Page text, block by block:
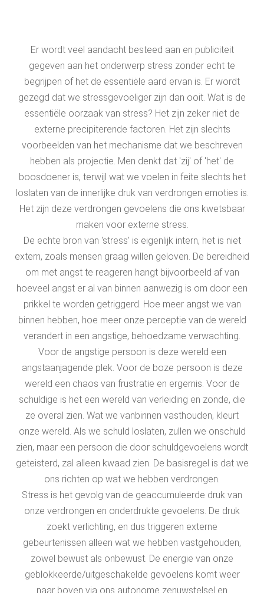
Er wordt veel aandacht besteed aan en publiciteit
gegeven aan het onderwerp stress zonder echt te
begrijpen of het de essentiële aard ervan is. Er wordt
gezegd dat we stressgevoeliger zijn dan ooit. Wat is de
essentiële oorzaak van stress? Het zijn zeker niet de
externe precipiterende factoren. Het zijn slechts
voorbeelden van het mechanisme dat we beschreven
hebben als projectie. Men denkt dat 'zij' of 'het' de
boosdoener is, terwijl wat we voelen in feite slechts het
loslaten van de innerlijke druk van verdrongen emoties is.
Het zijn deze verdrongen gevoelens die ons kwetsbaar
maken voor externe stress.
De echte bron van 'stress' is eigenlijk intern, het is niet
extern, zoals mensen graag willen geloven. De bereidheid
om met angst te reageren hangt bijvoorbeeld af van
hoeveel angst er al van binnen aanwezig is om door een
prikkel te worden getriggerd. Hoe meer angst we van
binnen hebben, hoe meer onze perceptie van de wereld
verandert in een angstige, behoedzame verwachting.
Voor de angstige persoon is deze wereld een
angstaanjagende plek. Voor de boze persoon is deze
wereld een chaos van frustratie en ergernis. Voor de
schuldige is het een wereld van verleiding en zonde, die
ze overal zien. Wat we vanbinnen vasthouden, kleurt
onze wereld. Als we schuld loslaten, zullen we onschuld
zien, maar een persoon die door schuldgevoelens wordt
geteisterd, zal alleen kwaad zien. De basisregel is dat we
ons richten op wat we hebben verdrongen.
Stress is het gevolg van de geaccumuleerde druk van
onze verdrongen en onderdrukte gevoelens. De druk
zoekt verlichting, en dus triggeren externe
gebeurtenissen alleen wat we hebben vastgehouden,
zowel bewust als onbewust. De energie van onze
geblokkeerde/uitgeschakelde gevoelens komt weer
naar boven via ons autonome zenuwstelsel en